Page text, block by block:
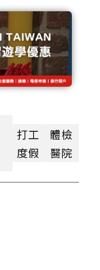
打工
度假
體檢
醫院